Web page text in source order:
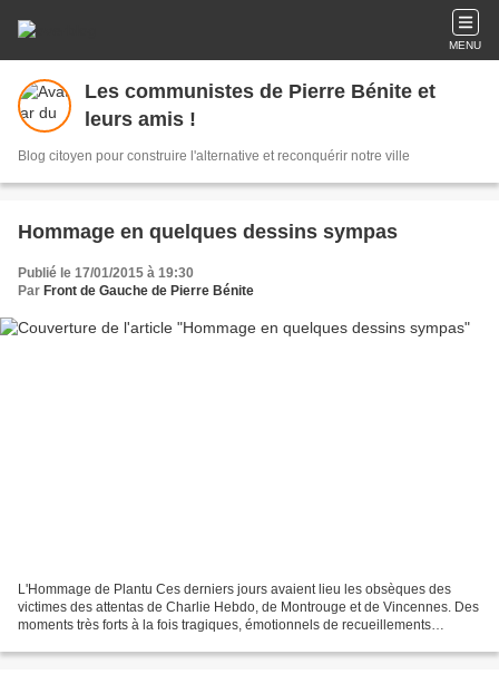
MENU
Les communistes de Pierre Bénite et
leurs amis !
Blog citoyen pour construire l'alternative et reconquérir notre ville
Hommage en quelques dessins sympas
Publié le 17/01/2015 à 19:30
Par Front de Gauche de Pierre Bénite
L'Hommage de Plantu Ces derniers jours avaient lieu les obsèques des
victimes des attentas de Charlie Hebdo, de Montrouge et de Vincennes. Des
moments très forts à la fois tragiques, émotionnels de recueillements